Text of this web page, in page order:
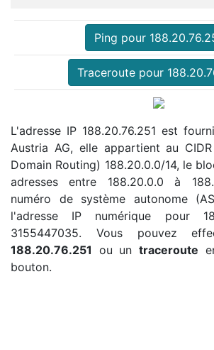
Ping pour
Traceroute pour
L'adresse IP 188.20.76.251 est
Austria AG, elle appartient au
Domain Routing) 188.20.0.0/14, le
adresses entre 188.20.0.0 à
numéro de système autonome
l'adresse IP numérique pour
3155447035. Vous pouvez
188.20.76.251 ou untraceroute
bouton.